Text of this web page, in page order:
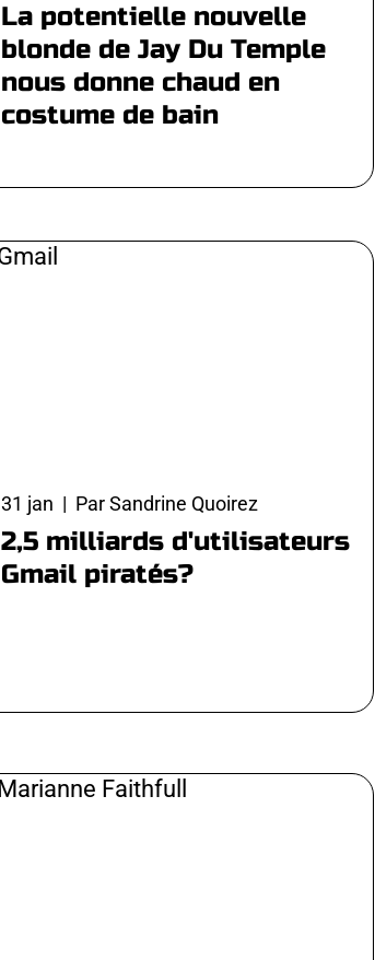
La potentielle nouvelle
blonde de Jay Du Temple
nous donne chaud en
costume de bain
31 jan | Par Sandrine Quoirez
2,5 milliards d'utilisateurs
Gmail piratés?